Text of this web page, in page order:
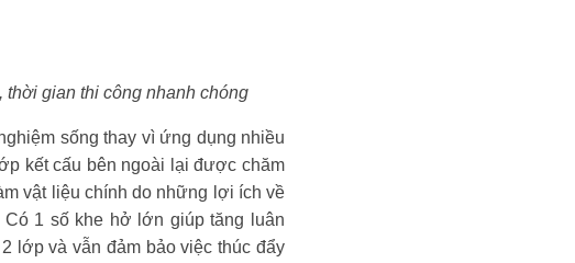
thời gian thi công nhanh chóng
sống thay vì ứng dụng nhiều
kết cấu bên ngoài lại được chăm
vật liệu chính do những lợi ích về
1 số khe hở lớn giúp tăng luân
lớp và vẫn đảm bảo việc thúc đẩy